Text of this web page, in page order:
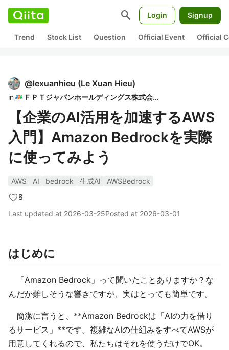
search Login Signup
Trend Stock List Question Official Event Official
@lexuanhieu (Le Xuan Hieu)
in ＦＰＴジャパンホールディングス株式会社
【企業のAI活用を加速するAWS
入門】Amazon Bedrockを実際
に使ってみよう
AWS AI bedrock 生成AI
AWSBedrock
8
Last updated at 2026-03-25Posted at 2026-03-01
はじめに
「Amazon Bedrock」って聞いたことありますか？な
んだか難しそうな響きですが、実はとっても簡単です。
簡潔に言うと、**Amazon Bedrockは「AIの力を借り
るサービス」**です。複雑なAIの仕組みをすべてAWSが
用意してくれるので、私たちはそれを使うだけでOK。